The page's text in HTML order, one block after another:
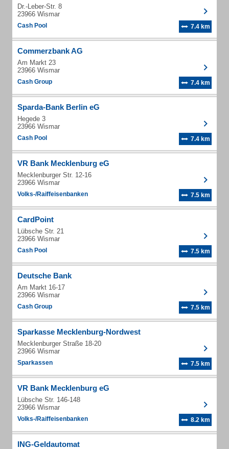
Dr.-Leber-Str. 8
23966 Wismar
Cash Pool 7.4 km
Commerzbank AG
Am Markt 23
23966 Wismar
Cash Group 7.4 km
Sparda-Bank Berlin eG
Hegede 3
23966 Wismar
Cash Pool 7.4 km
VR Bank Mecklenburg eG
Mecklenburger Str. 12-16
23966 Wismar
Volks-/Raiffeisenbanken 7.5 km
CardPoint
Lübsche Str. 21
23966 Wismar
Cash Pool 7.5 km
Deutsche Bank
Am Markt 16-17
23966 Wismar
Cash Group 7.5 km
Sparkasse Mecklenburg-Nordwest
Mecklenburger Straße 18-20
23966 Wismar
Sparkassen 7.5 km
VR Bank Mecklenburg eG
Lübsche Str. 146-148
23966 Wismar
Volks-/Raiffeisenbanken 8.2 km
ING-Geldautomat